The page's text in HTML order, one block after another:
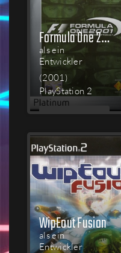
Formula One 2001
als ein
Entwickler
(2001)
PlayStation 2
MEHR
WipEout Fusion
als ein
Entwickler